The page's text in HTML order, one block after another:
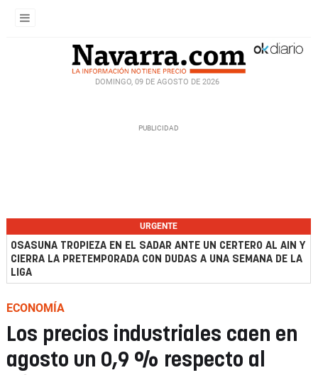
DOMINGO, 09 DE AGOSTO DE 2026
URGENTE
OSASUNA TROPIEZA EN EL SADAR ANTE UN CERTERO AL AIN Y
CIERRA LA PRETEMPORADA CON DUDAS A UNA SEMANA DE LA
LIGA
ECONOMÍA
Los precios industriales caen en
agosto un 0,9 % respecto al